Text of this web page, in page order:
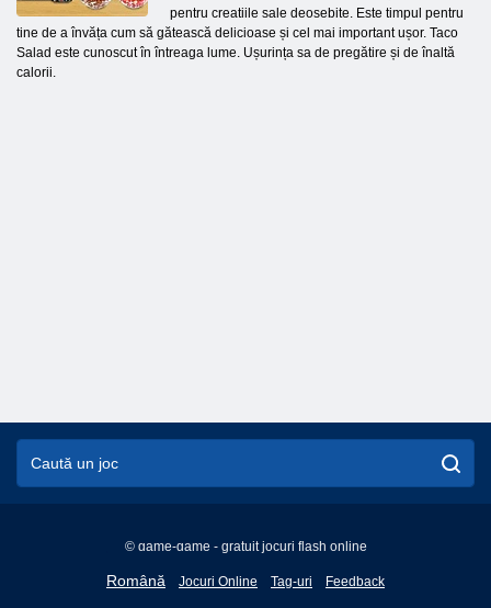
pentru creatiile sale deosebite. Este timpul pentru
tine de a învăța cum să gătească delicioase și cel mai important ușor. Taco
Salad este cunoscut în întreaga lume. Ușurința sa de pregătire și de înaltă
calorii.
© game-game - gratuit jocuri flash online
Română
English
Jocuri Online Tag-uri Feedback